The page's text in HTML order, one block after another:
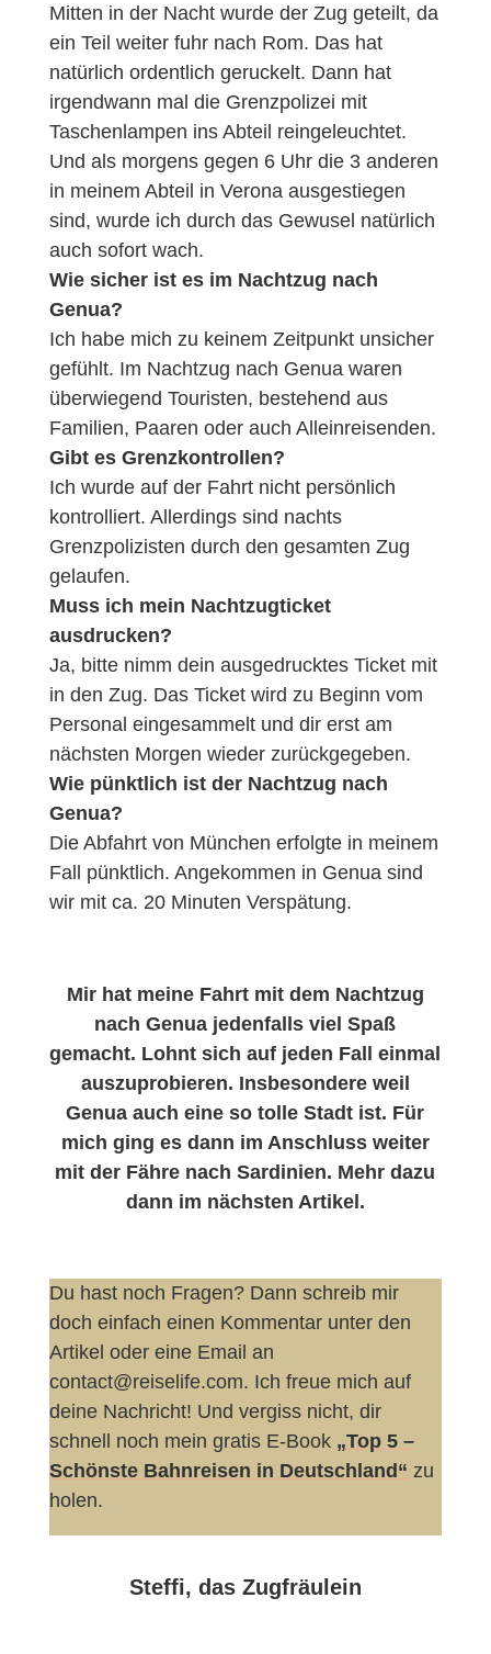
Mitten in der Nacht wurde der Zug geteilt, da
ein Teil weiter fuhr nach Rom. Das hat
natürlich ordentlich geruckelt. Dann hat
irgendwann mal die Grenzpolizei mit
Taschenlampen ins Abteil reingeleuchtet.
Und als morgens gegen 6 Uhr die 3 anderen
in meinem Abteil in Verona ausgestiegen
sind, wurde ich durch das Gewusel natürlich
auch sofort wach.
Wie sicher ist es im Nachtzug nach
Genua?
Ich habe mich zu keinem Zeitpunkt unsicher
gefühlt. Im Nachtzug nach Genua waren
überwiegend Touristen, bestehend aus
Familien, Paaren oder auch Alleinreisenden.
Gibt es Grenzkontrollen?
Ich wurde auf der Fahrt nicht persönlich
kontrolliert. Allerdings sind nachts
Grenzpolizisten durch den gesamten Zug
gelaufen.
Muss ich mein Nachtzugticket
ausdrucken?
Ja, bitte nimm dein ausgedrucktes Ticket mit
in den Zug. Das Ticket wird zu Beginn vom
Personal eingesammelt und dir erst am
nächsten Morgen wieder zurückgegeben.
Wie pünktlich ist der Nachtzug nach
Genua?
Die Abfahrt von München erfolgte in meinem
Fall pünktlich. Angekommen in Genua sind
wir mit ca. 20 Minuten Verspätung.
Mir hat meine Fahrt mit dem Nachtzug
nach Genua jedenfalls viel Spaß
gemacht. Lohnt sich auf jeden Fall einmal
auszuprobieren. Insbesondere weil
Genua auch eine so tolle Stadt ist. Für
mich ging es dann im Anschluss weiter
mit der Fähre nach Sardinien. Mehr dazu
dann im nächsten Artikel.
Du hast noch Fragen? Dann schreib mir
doch einfach einen Kommentar unter den
Artikel oder eine Email an
contact@reiselife.com. Ich freue mich auf
deine Nachricht! Und vergiss nicht, dir
schnell noch mein gratis E-Book „Top 5 –
Schönste Bahnreisen in Deutschland“ zu
holen.
Steffi, das Zugfräulein